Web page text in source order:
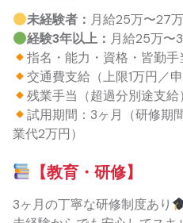
未経験者： 月給25万〜27
経験3年以上： 月給25万〜
指名・能力・資格・皆勤手
交通費支給（上限1万円／
残業手当（超過分別途支給）
試用期間：3ヶ月（研修期
業代2万円）
【教育・研修】
3ヶ月の丁寧な研修制度あり